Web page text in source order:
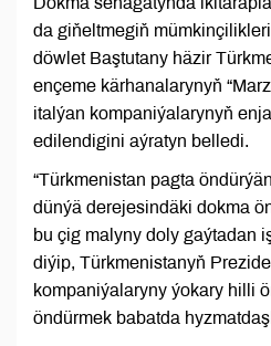
da giňeltmegiň
döwlet Baştutany häzir
ençeme kärhanalarynyň
italýan kompaniýalarynyň
edilendigini aýratyn belledi.
“Türkmenistan pagta
dünýä derejesindäki dokma
bu çig malyny doly gaýtadan
diýip, Türkmenistanyň
kompaniýalaryny ýokary hilli
öndürmek babatda